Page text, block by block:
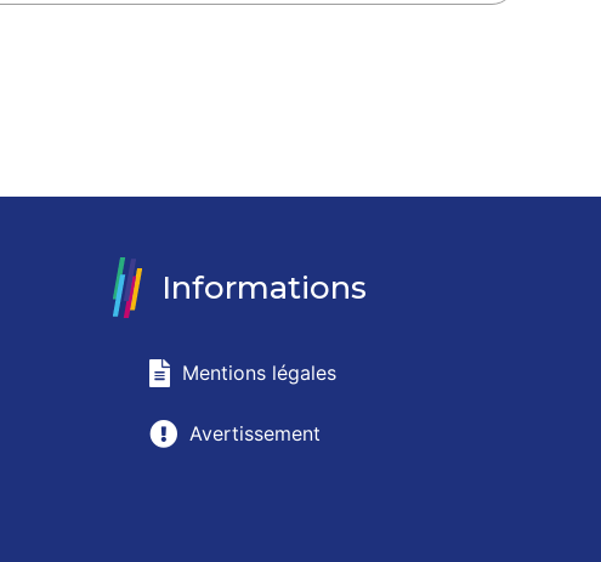
Informations
Mentions légales
Avertissement